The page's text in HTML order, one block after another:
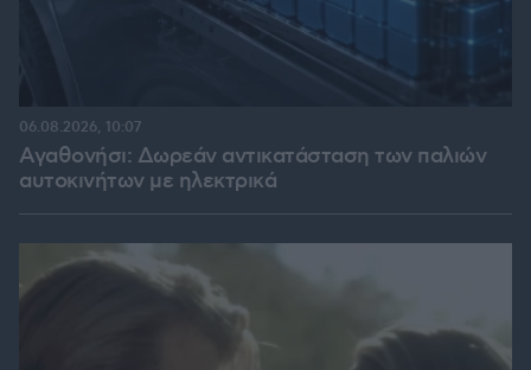
Αγαθονήσι: Δωρεάν αντικατάσταση των παλιών
αυτοκινήτων με ηλεκτρικά
06.08.2026, 10:07